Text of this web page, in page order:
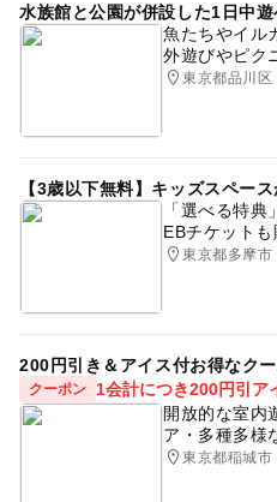
水族館と公園が併設した1日中
魚たちやイル
外遊びやピク
東京都品川区
【3歳以下無料】キッズスペー
「選べる特
EBチケットも
東京都多摩市
200円引き＆アイス付お得なク
クーポン
1会計につき200円引ア
開放的な室内
ア・多種多様
東京都稲城市